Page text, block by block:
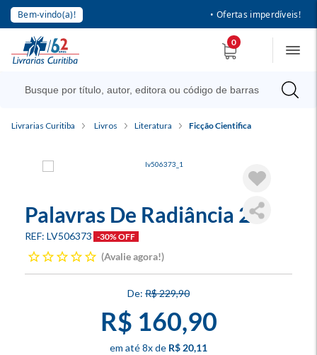
Bem-vindo(a)! • Ofertas imperdíveis!
0
Livrarias Curitiba Livros Literatura Ficção Cientifica
Palavras De Radiância 2
LV506373 -30% OFF
Avalie agora!
R$ 229,90
R$ 160,90
8x R$ 20,11